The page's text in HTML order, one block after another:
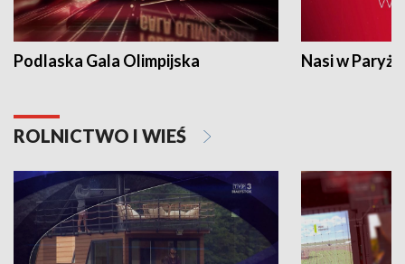
Podlaska Gala Olimpijska Nasi w Paryżu
ROLNICTWO I WIEŚ